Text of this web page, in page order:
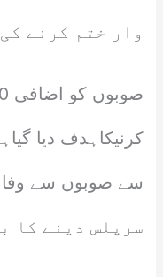
وار ختم کرنے
کرنیکاہدف دیا
سرپلس دینے کا